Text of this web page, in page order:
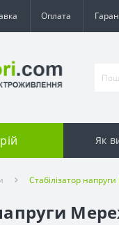
Оплата
Як
Стабілізатор